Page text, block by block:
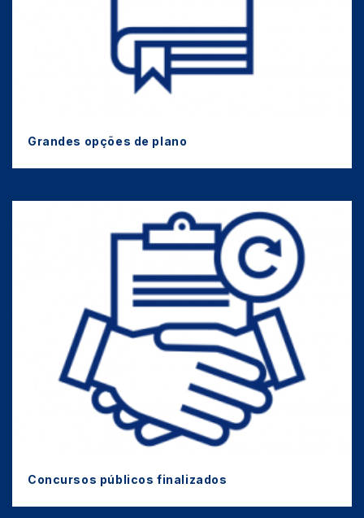
Grandes opções de plano
Concursos públicos finalizados